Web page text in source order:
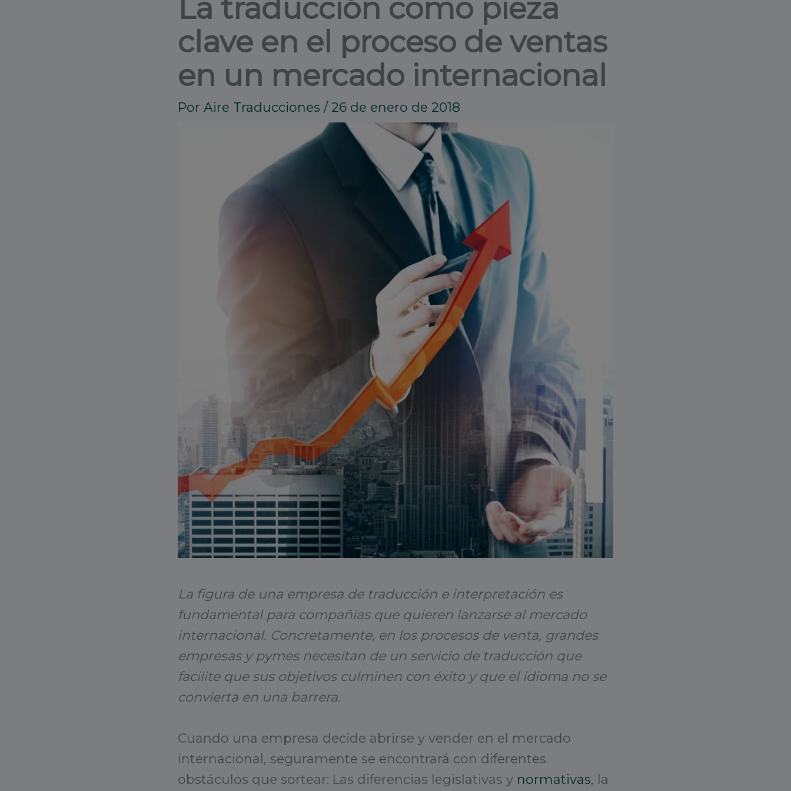
La traducción como pieza
clave en el proceso de ventas
en un mercado internacional
Por Aire Traducciones / 26 de enero de 2018
La figura de una empresa de traducción e interpretación es
fundamental para compañías que quieren lanzarse al mercado
internacional. Concretamente, en los procesos de venta, grandes
empresas y pymes necesitan de un servicio de traducción que
facilite que sus objetivos culminen con éxito y que el idioma no se
convierta en una barrera.
Cuando una empresa decide abrirse y vender en el mercado
internacional, seguramente se encontrará con diferentes
obstáculos que sortear: Las diferencias legislativas y normativas, la